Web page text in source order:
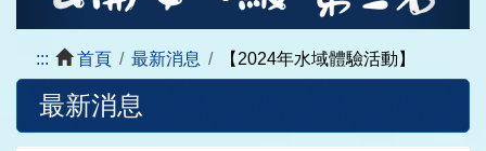
::: 首頁 最新消息 【2024年水域體驗活動】
最新消息